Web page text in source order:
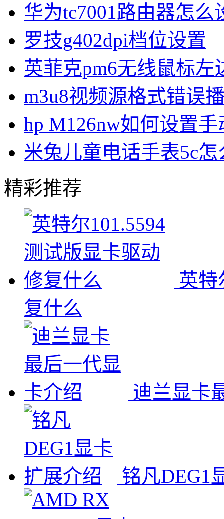
华为tc7001路由器怎么
罗技g402dpi档位设置
英菲克pm6无线鼠标左
m3u8视频源格式错误
hp M126nw如何设置
米兔儿童电话手表5c
精彩推荐
英特
复什么
迪兰显卡
铭凡DEG1